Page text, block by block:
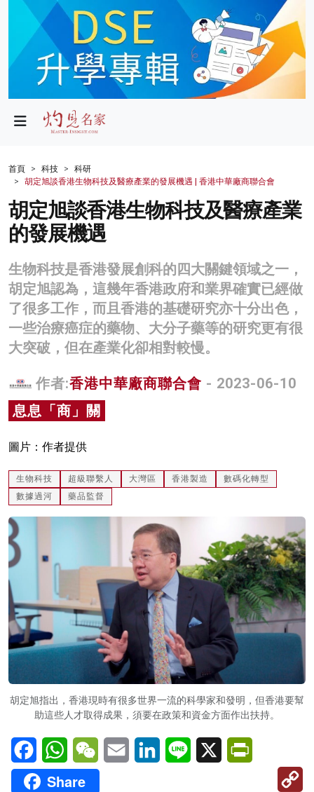
政局
財經
生活
健康
商業
科技
影片
名家榜
關於我們
首頁 科技
科研
胡定旭談香港生物科技及醫療產業的發展機遇 | 香港中華廠商聯合會
胡定旭談香港生物科技及醫療產業
的發展機遇
生物科技是香港發展創科的四大關鍵領域之一，
胡定旭認為，這幾年香港政府和業界確實已經做
了很多工作，而且香港的基礎研究亦十分出色，
一些治療癌症的藥物、大分子藥等的研究更有很
大突破，但在產業化卻相對較慢。
作者:香港中華廠商聯合會 - 2023-06-10
息息「商」關
圖片：作者提供
生物科技 超級聯繫人 大灣區 香港製造
數碼化轉型
數據過河
藥品監督
胡定旭指出，香港現時有很多世界一流的科學家和發明，但香港要幫
助這些人才取得成果，須要在政策和資金方面作出扶持。
FacebookWhatsAppWeChatEmail LinkedInLine X
Share